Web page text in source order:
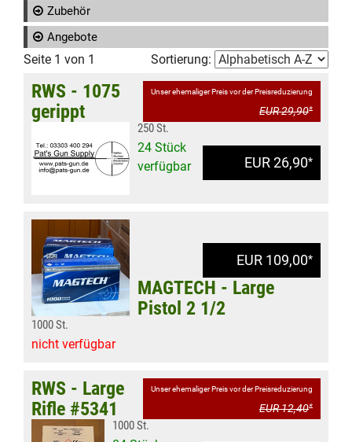
Zubehör
Angebote
Seite 1 von 1 Sortierung:
Unser ehemaliger Preis vor der Preisreduzierung
EUR 29,90*
EUR 26,90*
RWS - 1075
gerippt
250 St.
24 Stück
verfügbar
EUR 109,00*
MAGTECH - Large
Pistol 2 1/2
1000 St.
nicht verfügbar
Unser ehemaliger Preis vor der Preisreduzierung
EUR 12,40*
RWS - Large
Rifle #5341
1000 St.